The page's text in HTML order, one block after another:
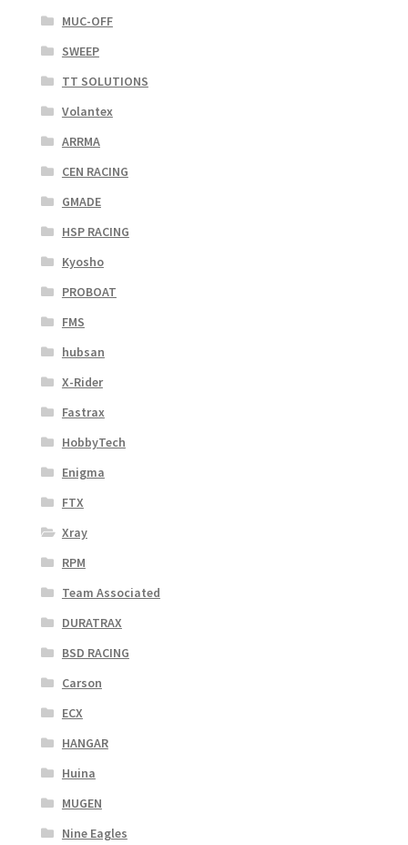
MUC-OFF
SWEEP
TT SOLUTIONS
Volantex
ARRMA
CEN RACING
GMADE
HSP RACING
Kyosho
PROBOAT
FMS
hubsan
X-Rider
Fastrax
HobbyTech
Enigma
FTX
Xray
RPM
Team Associated
DURATRAX
BSD RACING
Carson
ECX
HANGAR
Huina
MUGEN
Nine Eagles